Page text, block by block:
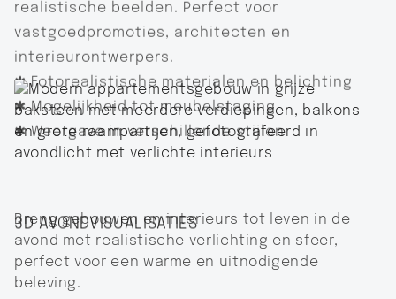
realistische beelden. Perfect voor
vastgoedpromoties, architecten en
interieurontwerpers.
✱ Fotorealistische materialen en belichting
✱ Mogelijkheid tot meubelstaging
✱ Weergave in verschillende stijlen
3D AVONDVISUALISATIES
Breng gebouwen en interieurs tot leven in de
avond met realistische verlichting en sfeer,
perfect voor een warme en uitnodigende
beleving.